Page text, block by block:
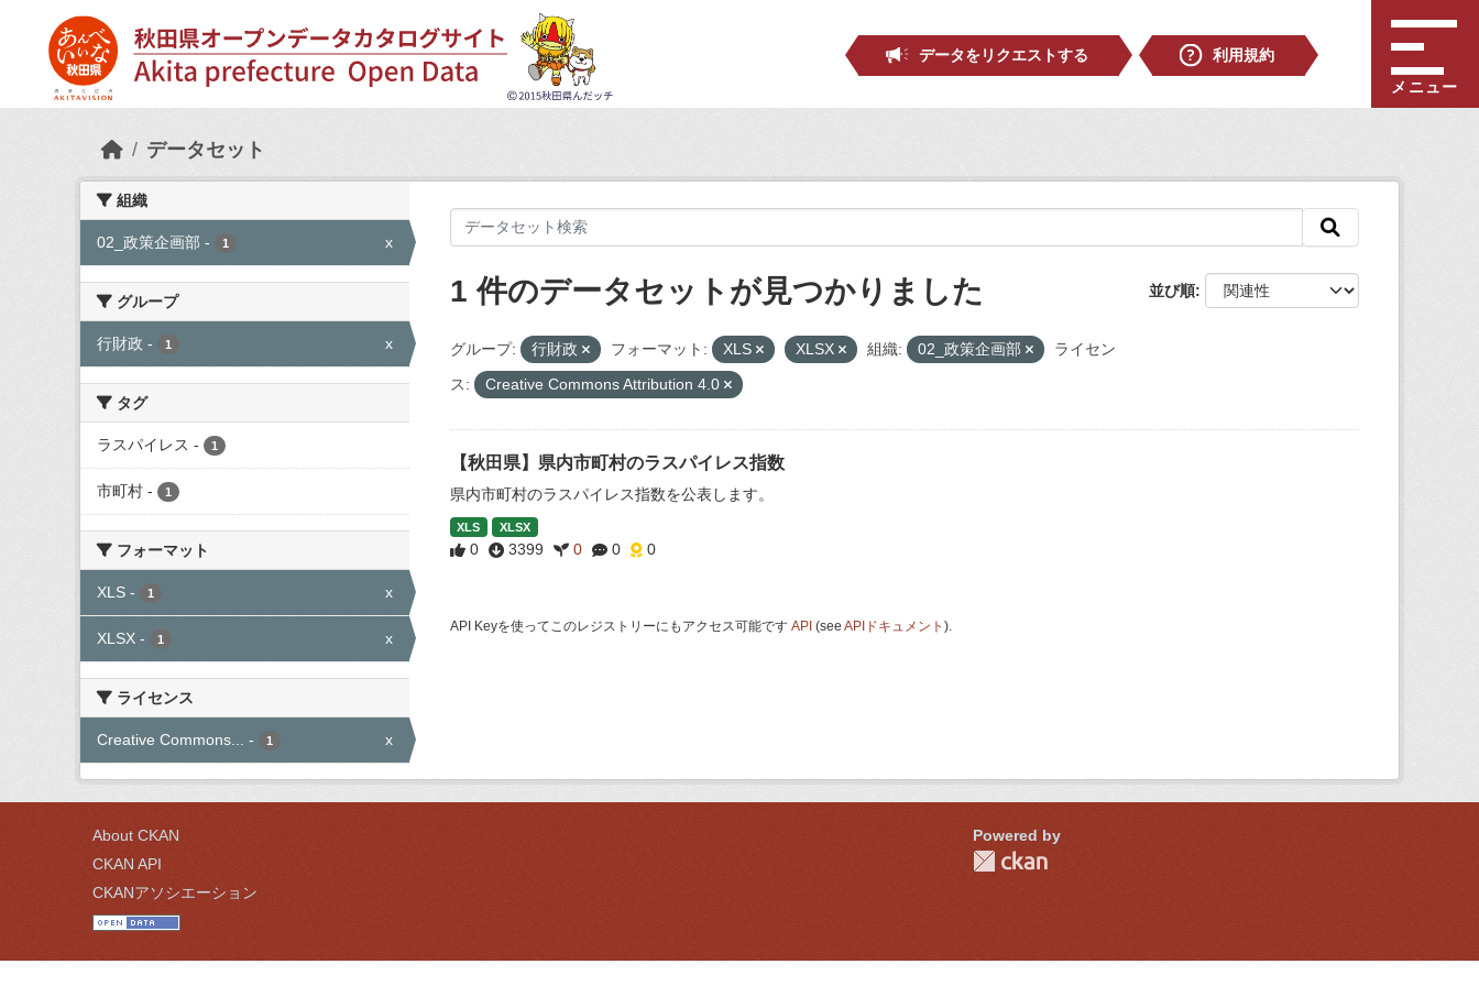
データをリクエストする
利用規約
メニュー
データセット
組織
02_政策企画部 - 1 x
グループ
行財政 - 1 x
タグ
ラスパイレス - 1
市町村 - 1
フォーマット
XLS - 1 x
XLSX - 1 x
ライセンス
Creative Commons... - 1 x
並び順
1 件のデータセットが見つかりました
グループ: 行財政 フォーマット: XLS XLSX 組織: 02_政策企画部
ライセン
ス:
Creative Commons Attribution 4.0
【秋田県】県内市町村のラスパイレス指数
県内市町村のラスパイレス指数を公表します。
XLS XLSX
0 3399 0 0 0
API Keyを使ってこのレジストリーにもアクセス可能です API (see APIドキュメント ).
About CKAN
CKAN API
CKANアソシエーション
Powered by